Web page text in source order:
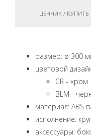
ЦЕННИК / КУПИТЬ
размер: ø 300
цветовой
CR - xром
BLM -
материал: ABS
исполнение:
аксессуары: